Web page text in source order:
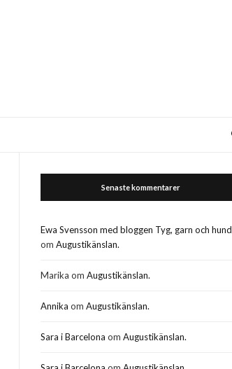
Senaste kommentarer
Ewa Svensson med bloggen Tyg, garn och hund
omAugustikänslan.
Marika omAugustikänslan.
Annika omAugustikänslan.
Sara i Barcelona omAugustikänslan.